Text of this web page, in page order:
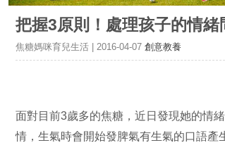
把握3原則！處理孩子的情緒
焦糖媽咪育兒生活 | 2016-04-07 創意教養
面對目前3歲多的焦糖，近日發現她的情
情，生氣時會開始發脾氣有生氣的口語